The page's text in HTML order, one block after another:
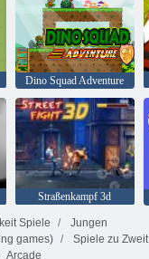
Dino Squad Adventure
Straßenkampf 3d
Spiele
Jungen
games)
Spiele zu Zweit
Arcade